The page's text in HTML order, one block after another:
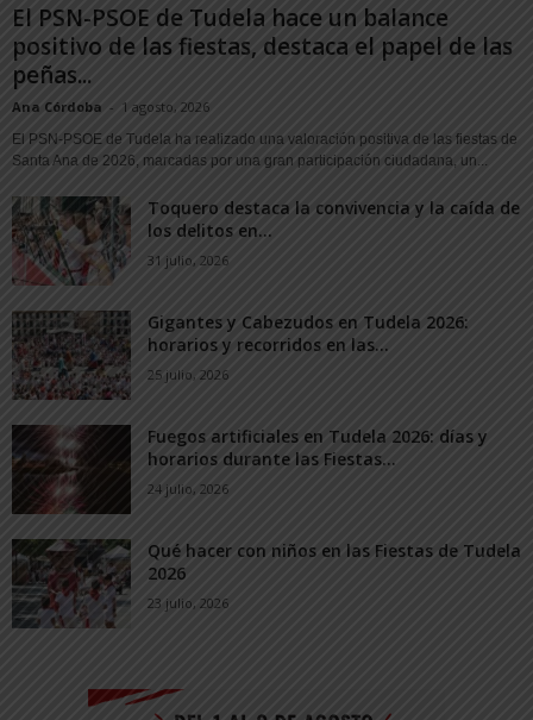
El PSN-PSOE de Tudela hace un balance
positivo de las fiestas, destaca el papel de las
peñas...
Ana Córdoba - 1 agosto, 2026
El PSN-PSOE de Tudela ha realizado una valoración positiva de las fiestas de
Santa Ana de 2026, marcadas por una gran participación ciudadana, un...
Toquero destaca la convivencia y la caída de
los delitos en...
31 julio, 2026
Gigantes y Cabezudos en Tudela 2026:
horarios y recorridos en las...
25 julio, 2026
Fuegos artificiales en Tudela 2026: días y
horarios durante las Fiestas...
24 julio, 2026
Qué hacer con niños en las Fiestas de Tudela
2026
23 julio, 2026